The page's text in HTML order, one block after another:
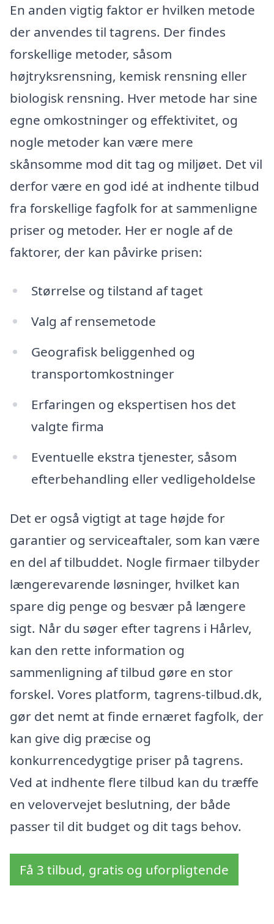
En anden vigtig faktor er hvilken metode
der anvendes til tagrens. Der findes
forskellige metoder, såsom
højtryksrensning, kemisk rensning eller
biologisk rensning. Hver metode har sine
egne omkostninger og effektivitet, og
nogle metoder kan være mere
skånsomme mod dit tag og miljøet. Det vil
derfor være en god idé at indhente tilbud
fra forskellige fagfolk for at sammenligne
priser og metoder. Her er nogle af de
faktorer, der kan påvirke prisen:
Størrelse og tilstand af taget
Valg af rensemetode
Geografisk beliggenhed og
transportomkostninger
Erfaringen og ekspertisen hos det
valgte firma
Eventuelle ekstra tjenester, såsom
efterbehandling eller vedligeholdelse
Det er også vigtigt at tage højde for
garantier og serviceaftaler, som kan være
en del af tilbuddet. Nogle firmaer tilbyder
længerevarende løsninger, hvilket kan
spare dig penge og besvær på længere
sigt. Når du søger efter tagrens i Hårlev,
kan den rette information og
sammenligning af tilbud gøre en stor
forskel. Vores platform, tagrens-tilbud.dk,
gør det nemt at finde ernæret fagfolk, der
kan give dig præcise og
konkurrencedygtige priser på tagrens.
Ved at indhente flere tilbud kan du træffe
en velovervejet beslutning, der både
passer til dit budget og dit tags behov.
Få 3 tilbud, gratis og uforpligtende